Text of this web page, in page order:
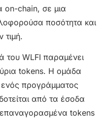
chain, σε μια
ποσότητα και
τιμή.
του WLFI παραμένει
tokens. Η ομάδα
ενός προγράμματος
από τα έσοδα
tokens